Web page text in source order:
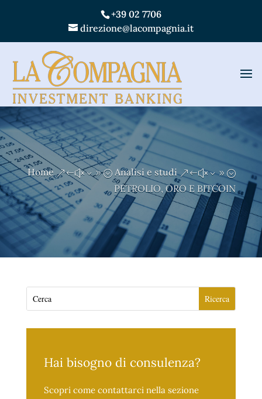
+39 02 7706
direzione@lacompagnia.it
Home &#x39; Analisi e studi &#x39;
PETROLIO, ORO E BITCOIN
Hai bisogno di consulenza?
Scopri come contattarci nella sezione